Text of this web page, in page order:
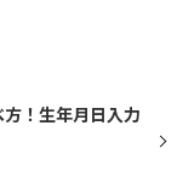
！生年月日入力